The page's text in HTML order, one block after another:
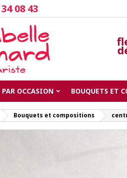
08 43
PAR OCCASION BOUQUETS ET
Bouquets et compositions